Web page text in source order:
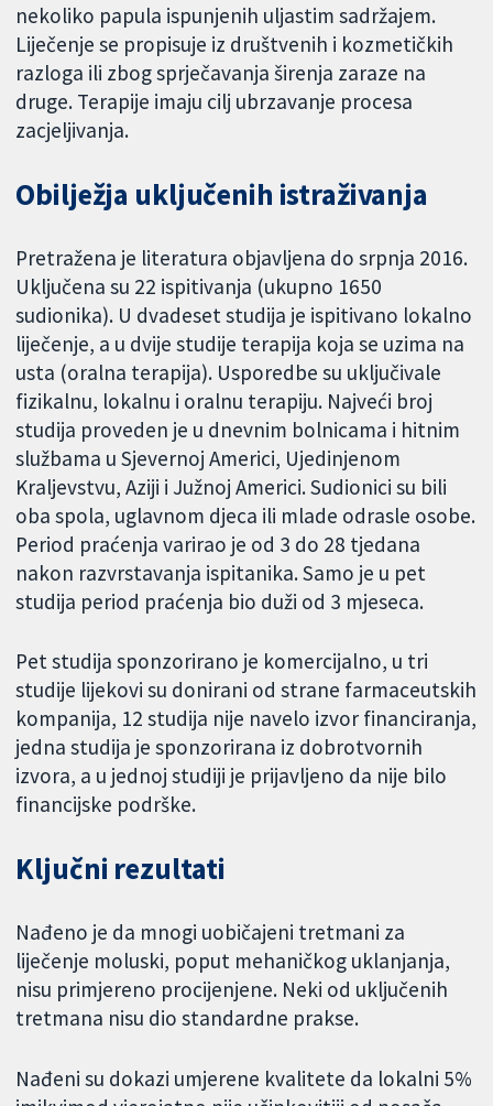
nekoliko papula ispunjenih uljastim sadržajem.
Liječenje se propisuje iz društvenih i kozmetičkih
razloga ili zbog sprječavanja širenja zaraze na
druge. Terapije imaju cilj ubrzavanje procesa
zacjeljivanja.
Obilježja uključenih istraživanja
Pretražena je literatura objavljena do srpnja 2016.
Uključena su 22 ispitivanja (ukupno 1650
sudionika). U dvadeset studija je ispitivano lokalno
liječenje, a u dvije studije terapija koja se uzima na
usta (oralna terapija). Usporedbe su uključivale
fizikalnu, lokalnu i oralnu terapiju. Najveći broj
studija proveden je u dnevnim bolnicama i hitnim
službama u Sjevernoj Americi, Ujedinjenom
Kraljevstvu, Aziji i Južnoj Americi. Sudionici su bili
oba spola, uglavnom djeca ili mlade odrasle osobe.
Period praćenja varirao je od 3 do 28 tjedana
nakon razvrstavanja ispitanika. Samo je u pet
studija period praćenja bio duži od 3 mjeseca.
Pet studija sponzorirano je komercijalno, u tri
studije lijekovi su donirani od strane farmaceutskih
kompanija, 12 studija nije navelo izvor financiranja,
jedna studija je sponzorirana iz dobrotvornih
izvora, a u jednoj studiji je prijavljeno da nije bilo
financijske podrške.
Ključni rezultati
Nađeno je da mnogi uobičajeni tretmani za
liječenje moluski, poput mehaničkog uklanjanja,
nisu primjereno procijenjene. Neki od uključenih
tretmana nisu dio standardne prakse.
Nađeni su dokazi umjerene kvalitete da lokalni 5%